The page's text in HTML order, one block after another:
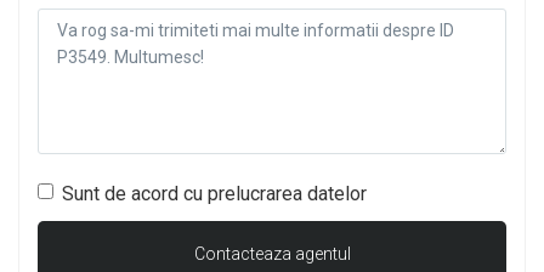
Sunt de acord cu prelucrarea datelor